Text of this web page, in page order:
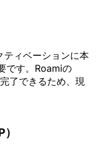
ティベーションに本
です。Roamiの
了できるため、現